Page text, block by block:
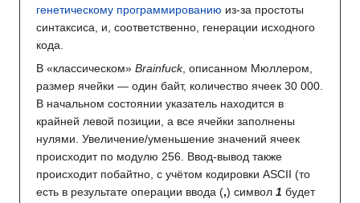
генетическому программированию из-за простоты
синтаксиса, и, соответственно, генерации исходного
кода.
В «классическом» Brainfuck, описанном Мюллером,
размер ячейки — один байт, количество ячеек 30 000.
В начальном состоянии указатель находится в
крайней левой позиции, а все ячейки заполнены
нулями. Увеличение/уменьшение значений ячеек
происходит по модулю 256. Ввод-вывод также
происходит побайтно, с учётом кодировки ASCII (то
есть в результате операции ввода (,) символ 1 будет